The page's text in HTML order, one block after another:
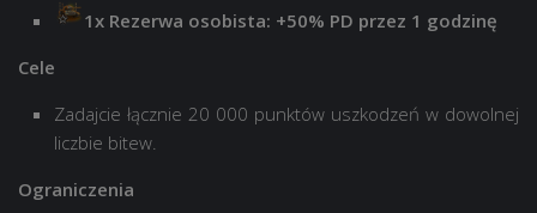
1x Rezerwa osobista: +50% PD przez 1 godzinę
Cele
Zadajcie łącznie 20 000 punktów uszkodzeń w dowolnej
liczbie bitew.
Ograniczenia